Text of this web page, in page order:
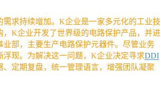
求持续增加。K企业是一家多元化的工业技
K企业开发了世界级的电路保护产品，并进
部，主要生产电路保护元器件。尽管业务
现。为解决这一问题，K企业决定寻求DDI
定期复盘，统一管理语言，增强团队凝聚